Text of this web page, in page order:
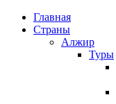
Главная
Страны
Алжир
Туры